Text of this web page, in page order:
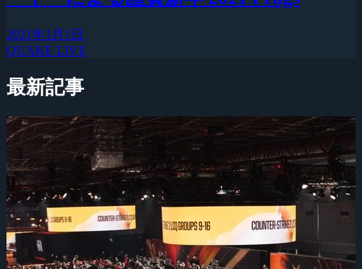
2021年1月1日
QUAKE LIVE
最新記事